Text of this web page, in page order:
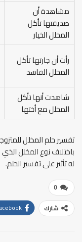
مشاهدة أن
صديقتها تأكل
المخلل الخيار
رأت أن جارتها تأكل
المخلل الفاسد
شاهدت أنها تأكل
المخلل مع أختها
تفسير حلم المخلل
باختلاف نوع المخلل
له تأثير على تفسير الحلم.
0
شارك